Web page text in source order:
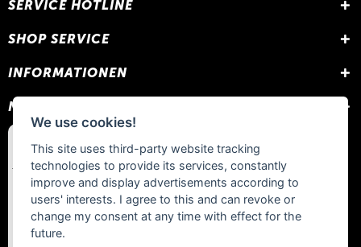
SERVICE HOTLINE
SHOP SERVICE
INFORMATIONEN
NEWSLETTER
We use cookies!
This site uses third-party website tracking
technologies to provide its services, constantly
improve and display advertisements according to
users' interests. I agree to this and can revoke or
change my consent at any time with effect for the
future.